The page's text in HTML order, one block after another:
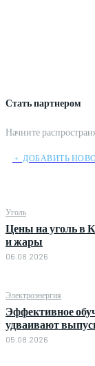
Стать партнером
Начните
﹢ ДОБАВИТЬ
Уголь
Цены на уголь в
и жары
06.08.2026
Электроэнергия
Эффективное
удваивают
05.08.2026